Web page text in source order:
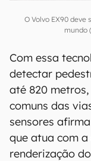
O Volvo EX90 deve
mundo
Com essa
detectar
até 820
comuns das
sensores
que atua com
renderização